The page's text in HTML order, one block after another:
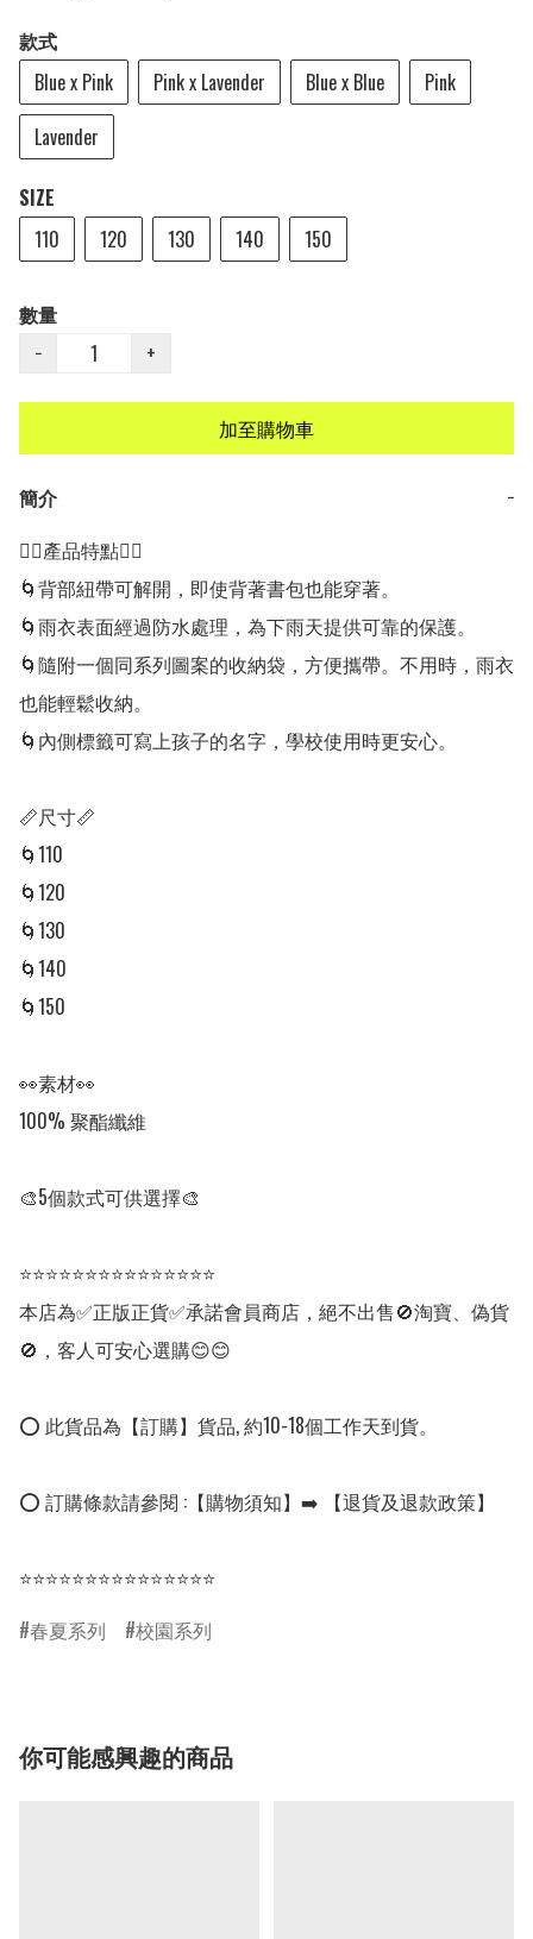
款式
Blue x Pink
Pink x Lavender Blue x Blue
Pink
Lavender
SIZE
110
120 130 140 150
數量
−
+
加至購物車
簡介
−
👍🏻產品特點👍🏻
🌀背部紐帶可解開，即使背著書包也能穿著。
🌀雨衣表面經過防水處理，為下雨天提供可靠的保護。
🌀隨附一個同系列圖案的收納袋，方便攜帶。不用時，雨衣
也能輕鬆收納。
🌀內側標籤可寫上孩子的名字，學校使用時更安心。
📏尺寸📏
🌀110
🌀120
🌀130
🌀140
🌀150
👀素材👀
100% 聚酯纖維
🎨5個款式可供選擇🎨
⭐⭐⭐⭐⭐⭐⭐⭐⭐⭐⭐⭐⭐⭐⭐
本店為✅正版正貨✅承諾會員商店，絕不出售🚫淘寶、偽貨
🚫，客人可安心選購😊😊
⭕ 此貨品為【訂購】貨品, 約10-18個工作天到貨。
⭕ 訂購條款請參閱 :【購物須知】➡️ 【退貨及退款政策】
⭐⭐⭐⭐⭐⭐⭐⭐⭐⭐⭐⭐⭐⭐⭐
春夏系列
校園系列
你可能感興趣的商品